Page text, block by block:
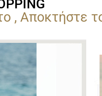
, Αποκτήστε